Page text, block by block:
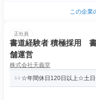
この企業
正社員
書道経験者 積極採用
舗運営
株式会社天義堂
☆年間休日120日以上☆土日